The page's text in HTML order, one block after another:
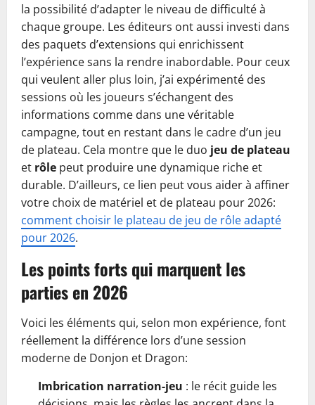
la possibilité d’adapter le niveau de difficulté à
chaque groupe. Les éditeurs ont aussi investi dans
des paquets d’extensions qui enrichissent
l’expérience sans la rendre inabordable. Pour ceux
qui veulent aller plus loin, j’ai expérimenté des
sessions où les joueurs s’échangent des
informations comme dans une véritable
campagne, tout en restant dans le cadre d’un jeu
de plateau. Cela montre que le duo jeu de plateau
et rôle peut produire une dynamique riche et
durable. D’ailleurs, ce lien peut vous aider à affiner
votre choix de matériel et de plateau pour 2026:
comment choisir le plateau de jeu de rôle adapté
pour 2026.
Les points forts qui marquent les
parties en 2026
Voici les éléments qui, selon mon expérience, font
réellement la différence lors d’une session
moderne de Donjon et Dragon:
Imbrication narration-jeu : le récit guide les